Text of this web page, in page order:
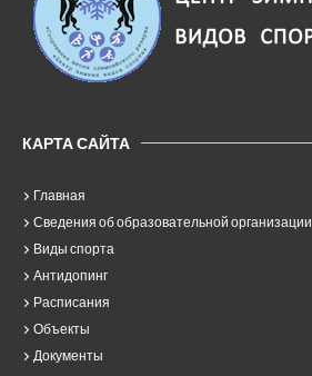
КАРТА САЙТА
Главная
Сведения об образовательной организации
Виды спорта
Антидопинг
Расписания
Объекты
Документы